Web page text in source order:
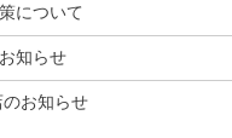
について
知らせ
お知らせ